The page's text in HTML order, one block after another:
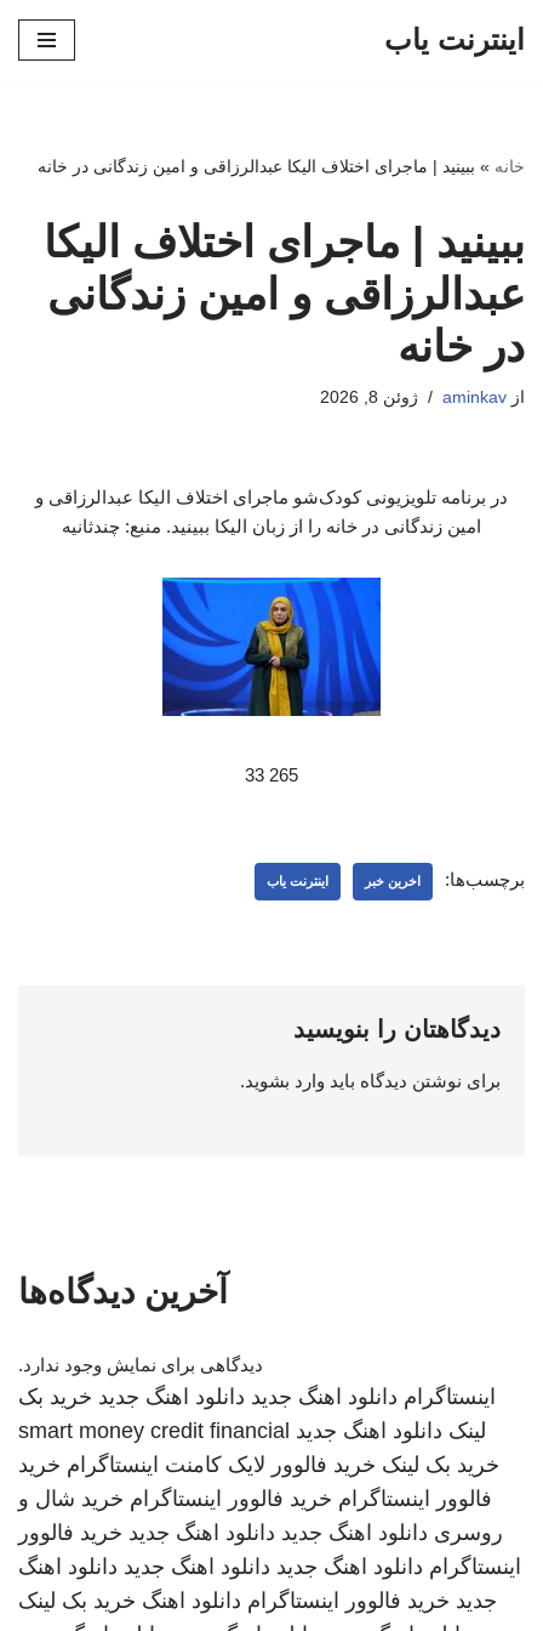
اینترنت یاب
خانه » ببینید | ماجرای اختلاف الیکا عبدالرزاقی و امین زندگانی در خانه
ببینید | ماجرای اختلاف الیکا
عبدالرزاقی و امین زندگانی
در خانه
از aminkav ژوئن 8, 2026
در برنامه تلویزیونی کودک‌شو ماجرای اختلاف الیکا عبدالرزاقی و
امین زندگانی در خانه را از زبان الیکا ببینید. منبع: چندثانیه
265 33
برچسب‌ها: اخرین خبر اینترنت یاب
دیدگاهتان را بنویسید
برای نوشتن دیدگاه باید وارد بشوید.
آخرین دیدگاه‌ها
دیدگاهی برای نمایش وجود ندارد.
اینستاگرام دانلود اهنگ جدید دانلود اهنگ جدید خرید بک
لینک دانلود اهنگ جدید smart money credit financial
خرید بک لینک خرید فالوور لایک کامنت اینستاگرام خرید
فالوور اینستاگرام خرید فالوور اینستاگرام خرید شال و
روسری دانلود اهنگ جدید دانلود اهنگ جدید خرید فالوور
اینستاگرام دانلود اهنگ جدید دانلود اهنگ جدید دانلود اهنگ
جدید خرید فالوور اینستاگرام دانلود اهنگ خرید بک لینک